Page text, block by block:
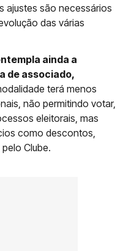
ajustes são necessários
das várias
ainda a
de associado,
terá menos
não permitindo votar,
eleitorais, mas
como descontos,
Clube.